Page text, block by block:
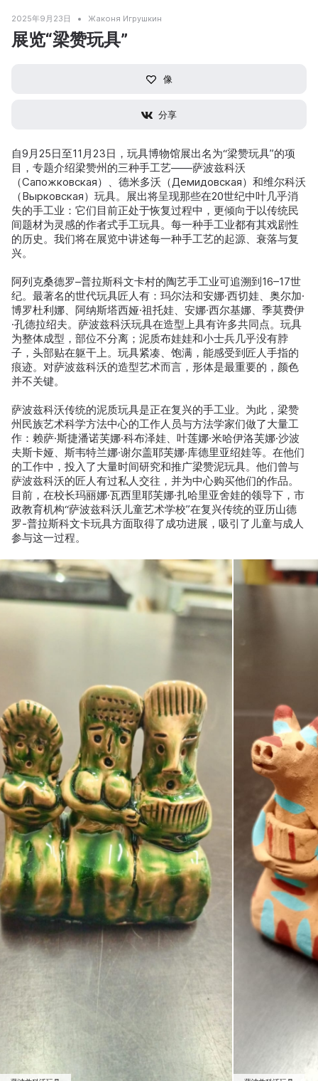
2025年9月23日 Жаконя Игрушкин
展览“梁赞玩具”
像
分享
自9月25日至11月23日，玩具博物馆展出名为“梁赞玩具”的项
目，专题介绍梁赞州的三种手工艺——萨波兹科沃
（Сапожковская）、德米多沃（Демидовская）和维尔科沃
（Вырковская）玩具。展出将呈现那些在20世纪中叶几乎消
失的手工业：它们目前正处于恢复过程中，更倾向于以传统民
间题材为灵感的作者式手工玩具。每一种手工业都有其戏剧性
的历史。我们将在展览中讲述每一种手工艺的起源、衰落与复
兴。
阿列克桑德罗–普拉斯科文卡村的陶艺手工业可追溯到16–17世
纪。最著名的世代玩具匠人有：玛尔法和安娜·西切娃、奥尔加·
博罗杜利娜、阿纳斯塔西娅·祖托娃、安娜·西尔基娜、季莫费伊
·孔德拉绍夫。萨波兹科沃玩具在造型上具有许多共同点。玩具
为整体成型，部位不分离；泥质布娃娃和小士兵几乎没有脖
子，头部贴在躯干上。玩具紧凑、饱满，能感受到匠人手指的
痕迹。对萨波兹科沃的造型艺术而言，形体是最重要的，颜色
并不关键。
萨波兹科沃传统的泥质玩具是正在复兴的手工业。为此，梁赞
州民族艺术科学方法中心的工作人员与方法学家们做了大量工
作：赖萨·斯捷潘诺芙娜·科布泽娃、叶莲娜·米哈伊洛芙娜·沙波
夫斯卡娅、斯韦特兰娜·谢尔盖耶芙娜·库德里亚绍娃等。在他们
的工作中，投入了大量时间研究和推广梁赞泥玩具。他们曾与
萨波兹科沃的匠人有过私人交往，并为中心购买他们的作品。
目前，在校长玛丽娜·瓦西里耶芙娜·扎哈里亚舍娃的领导下，市
政教育机构“萨波兹科沃儿童艺术学校”在复兴传统的亚历山德
罗-普拉斯科文卡玩具方面取得了成功进展，吸引了儿童与成人
参与这一过程。